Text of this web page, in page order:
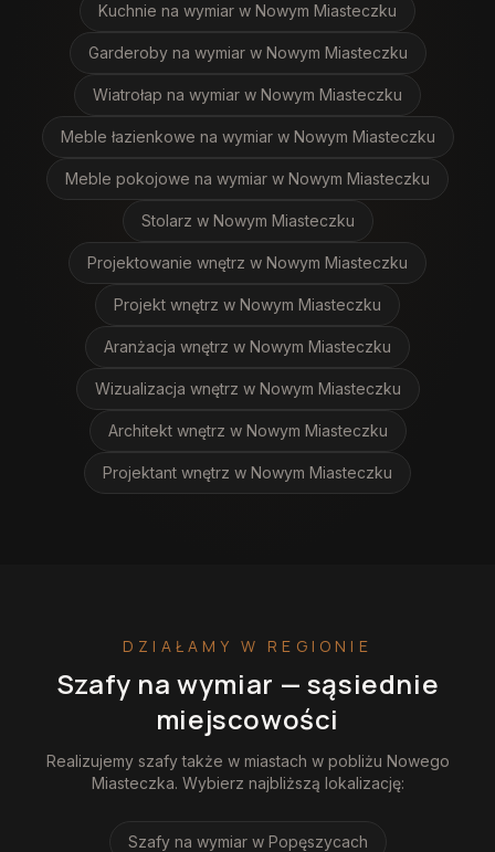
Kuchnie na wymiar w Nowym Miasteczku
Garderoby na wymiar w Nowym Miasteczku
Wiatrołap na wymiar w Nowym Miasteczku
Meble łazienkowe na wymiar w Nowym Miasteczku
Meble pokojowe na wymiar w Nowym Miasteczku
Stolarz w Nowym Miasteczku
Projektowanie wnętrz w Nowym Miasteczku
Projekt wnętrz w Nowym Miasteczku
Aranżacja wnętrz w Nowym Miasteczku
Wizualizacja wnętrz w Nowym Miasteczku
Architekt wnętrz w Nowym Miasteczku
Projektant wnętrz w Nowym Miasteczku
DZIAŁAMY W REGIONIE
Szafy na wymiar — sąsiednie
miejscowości
Realizujemy szafytakże w miastach w pobliżu Nowego
Miasteczka. Wybierz najbliższą lokalizację:
Szafy na wymiar w Popęszycach